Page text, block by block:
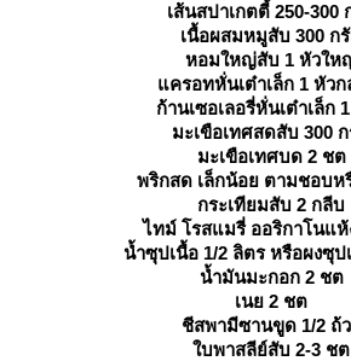
เส้นสปาเกตตี้ 250-300
เนื้อผสมหมูสับ 300 ก
หอมใหญ่สับ 1 หัวให
ครอทหั่นเต๋าเล็ก 1 หัวก
ก้านเซอเลอรี่หั่นเต๋าเล็ก
มะเขือเทศสดสับ 300
มะเขือเทศบด 2 ชต
พริกสด เล็กน้อย ตามชอบห
กระเทียมสับ 2 กลีบ
ไทม์ โรสแมรี่ ออริกาโนแห้
น้ำซุปเนื้อ 1/2 ลิตร หรือผงซุป
น้ำมันมะกอก 2 ชต
เนย 2 ชต
ชีสพามีซานขูด 1/2
บพาสลีย์สับ 2-3 ชต